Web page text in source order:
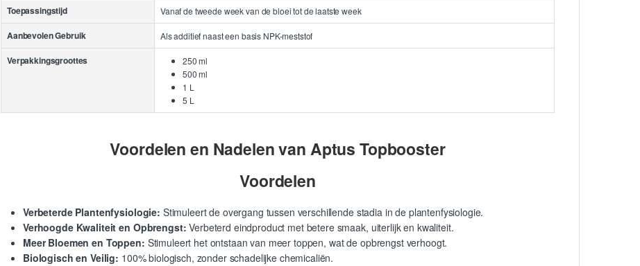
Toepassingstijd Vanaf de tweede week van de bloei tot de laatste week
Aanbevolen Gebruik Als additief naast een basis NPK-meststof
Verpakkingsgroottes
250 ml
500 ml
1 L
5 L
Voordelen en Nadelen van Aptus Topbooster
Voordelen
Verbeterde Plantenfysiologie: Stimuleert de overgang tussen verschillende stadia in de plantenfysiologie.
Verhoogde Kwaliteit en Opbrengst: Verbeterd eindproduct met betere smaak, uiterlijk en kwaliteit.
Meer Bloemen en Toppen: Stimuleert het ontstaan van meer toppen, wat de opbrengst verhoogt.
Biologisch en Veilig: 100% biologisch, zonder schadelijke chemicaliën.